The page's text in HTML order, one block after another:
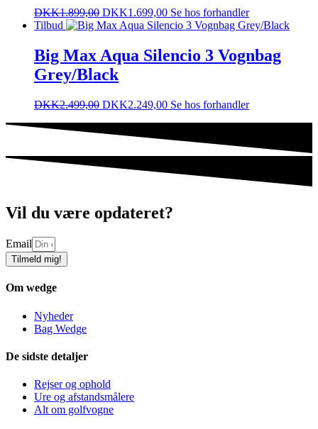
DKK1.899,00 DKK1.699,00 Se hos forhandler
Tilbud
Big Max Aqua Silencio 3 Vognbag
Grey/Black
DKK2.499,00 DKK2.249,00 Se hos forhandler
Vil du være opdateret?
Email
Tilmeld mig!
Om wedge
Nyheder
Bag Wedge
De sidste detaljer
Rejser og ophold
Ure og afstandsmålere
Alt om golfvogne